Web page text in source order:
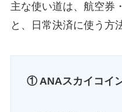
主な使い道は、航空券
と、日常決済に使う方
① ANAスカイコイ